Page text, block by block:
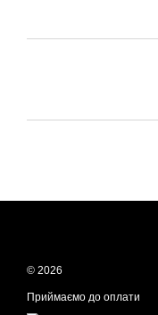
© 2026
Приймаємо до оплати